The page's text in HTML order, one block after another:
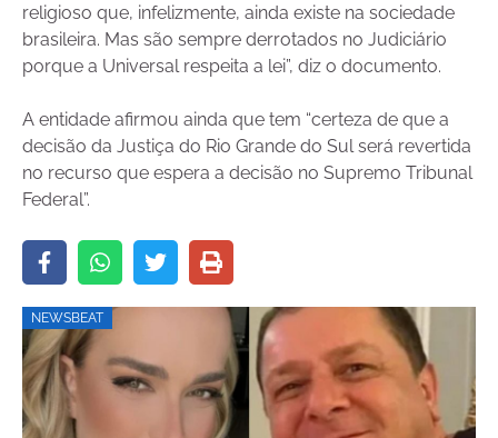
religioso que, infelizmente, ainda existe na sociedade
brasileira. Mas são sempre derrotados no Judiciário
porque a Universal respeita a lei”, diz o documento.
A entidade afirmou ainda que tem “certeza de que a
decisão da Justiça do Rio Grande do Sul será revertida
no recurso que espera a decisão no Supremo Tribunal
Federal”.
NEWSBEAT